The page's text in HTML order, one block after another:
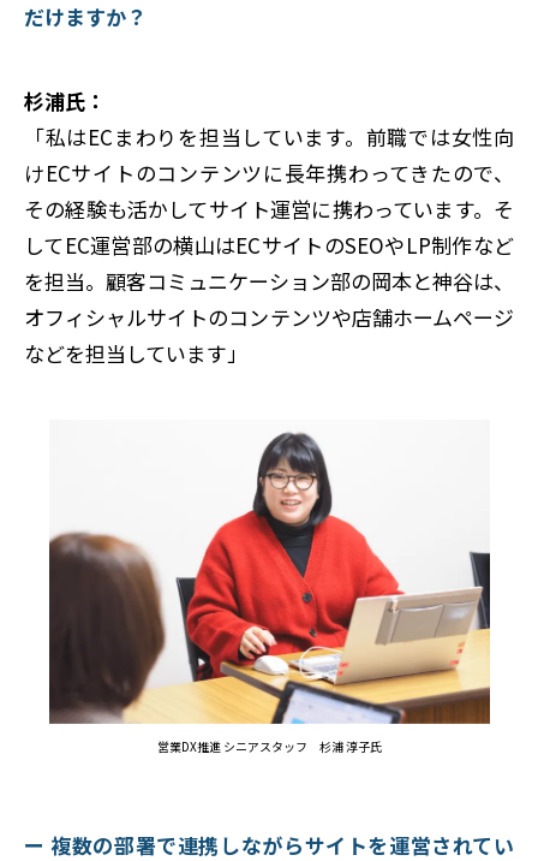
だけますか？
杉浦氏：
「私はECまわりを担当しています。前職では女性向
けECサイトのコンテンツに長年携わってきたので、
その経験も活かしてサイト運営に携わっています。そ
してEC運営部の横山はECサイトのSEOやLP制作など
を担当。顧客コミュニケーション部の岡本と神谷は、
オフィシャルサイトのコンテンツや店舗ホームページ
などを担当しています」
営業DX推進 シニアスタッフ 杉浦 淳子氏
ー 複数の部署で連携しながらサイトを運営されてい